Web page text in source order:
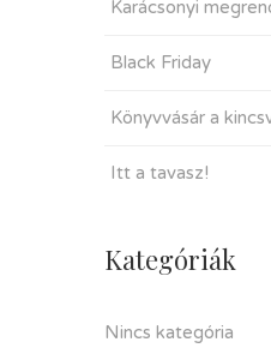
Karácsonyi
Black Friday
Könyvvásár a
Itt a tavasz!
Kategóriák
Nincs kategória